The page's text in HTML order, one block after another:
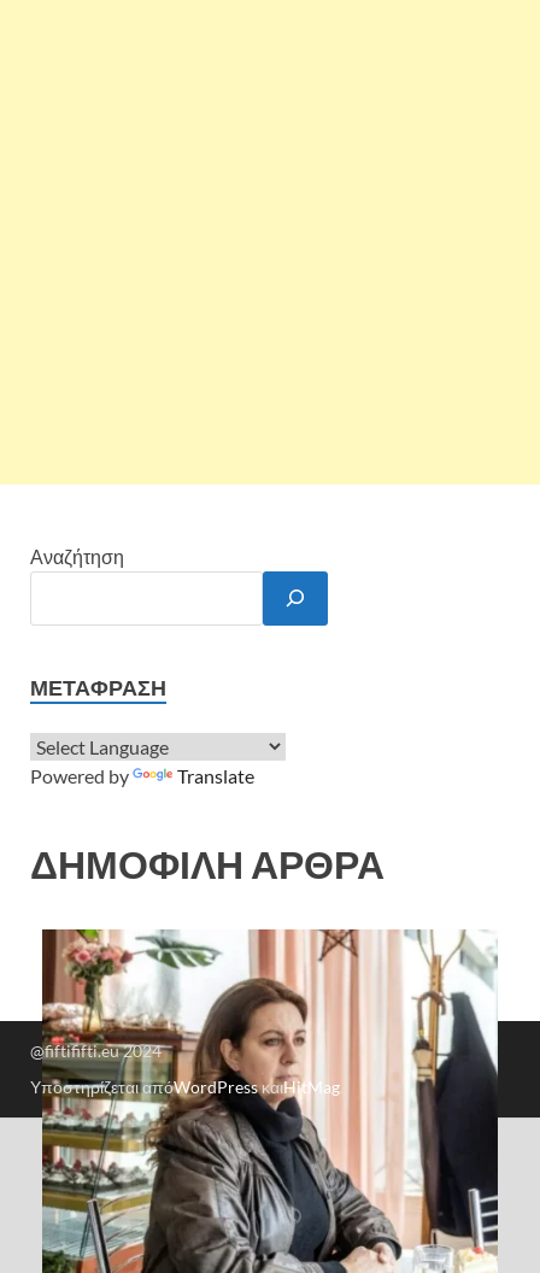
Αναζήτηση
ΜΕΤΆΦΡΑΣΗ
Powered by Translate
ΔΗΜΟΦΙΛΗ ΑΡΘΡΑ
@fiftififti.eu 2024
Υποστηρίζεται απόWordPressκαιHitMag.